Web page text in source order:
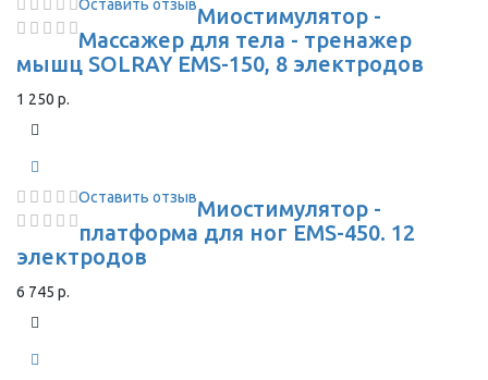
Оставить отзывМиостимулятор -
Массажер для тела - тренажер
мышц SOLRAY EMS-150, 8 электродов
1 250 р.
Оставить отзывМиостимулятор -
платформа для ног EMS-450. 12
электродов
6 745 р.